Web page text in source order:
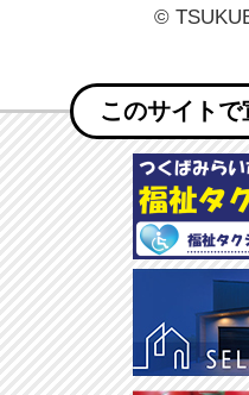
©
このサイトで